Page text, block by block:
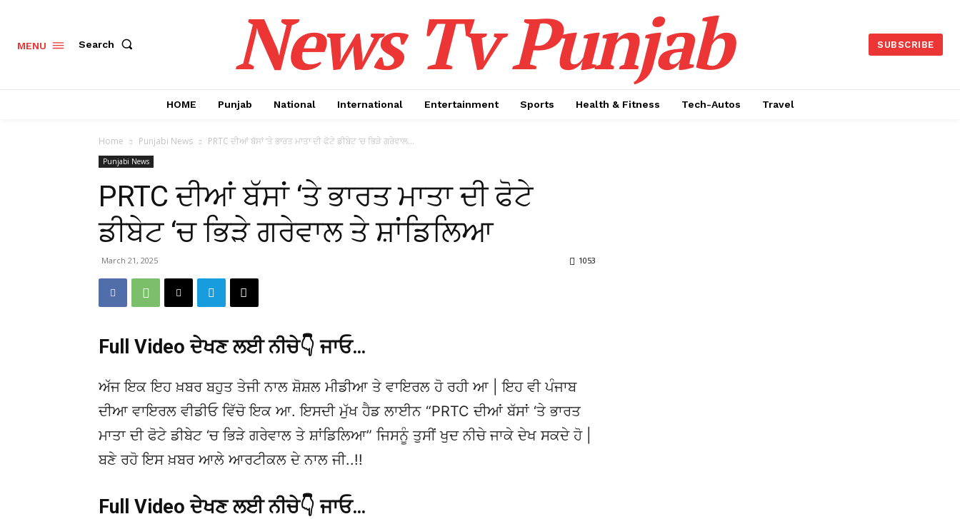
MENU Search News Tv Punjab SUBSCRIBE
HOME Punjab National International Entertainment Sports Health & Fitness Tech-Autos Travel
Home Punjabi News PRTC ਦੀਆਂ ਬੱਸਾਂ ‘ਤੇ ਭਾਰਤ ਮਾਤਾ ਦੀ ਫੋਟੇ ਡੀਬੇਟ ‘ਚ ਭਿੜੇ ਗਰੇਵਾਲ...
Punjabi News
PRTC ਦੀਆਂ ਬੱਸਾਂ ‘ਤੇ ਭਾਰਤ ਮਾਤਾ ਦੀ ਫੋਟੇ
ਡੀਬੇਟ ‘ਚ ਭਿੜੇ ਗਰੇਵਾਲ ਤੇ ਸ਼ਾਂਡਿਲਿਆ
March 21, 2025 1053
Full Video ਦੇਖਣ ਲਈ ਨੀਚੇ👇 ਜਾਓ…
ਅੱਜ ਇਕ ਇਹ ਖ਼ਬਰ ਬਹੁਤ ਤੇਜੀ ਨਾਲ ਸ਼ੋਸ਼ਲ ਮੀਡੀਆ ਤੇ ਵਾਇਰਲ ਹੋ ਰਹੀ ਆ | ਇਹ ਵੀ ਪੰਜਾਬ
ਦੀਆ ਵਾਇਰਲ ਵੀਡੀਓ ਵਿੱਚੋ ਇਕ ਆ. ਇਸਦੀ ਮੁੱਖ ਹੈਡ ਲਾਈਨ “PRTC ਦੀਆਂ ਬੱਸਾਂ ‘ਤੇ ਭਾਰਤ
ਮਾਤਾ ਦੀ ਫੋਟੇ ਡੀਬੇਟ ‘ਚ ਭਿੜੇ ਗਰੇਵਾਲ ਤੇ ਸ਼ਾਂਡਿਲਿਆ” ਜਿਸਨੂੰ ਤੁਸੀਂ ਖੁਦ ਨੀਚੇ ਜਾਕੇ ਦੇਖ ਸਕਦੇ ਹੋ |
ਬਣੇ ਰਹੋ ਇਸ ਖ਼ਬਰ ਆਲੇ ਆਰਟੀਕਲ ਦੇ ਨਾਲ ਜੀ..!!
Full Video ਦੇਖਣ ਲਈ ਨੀਚੇ👇 ਜਾਓ…